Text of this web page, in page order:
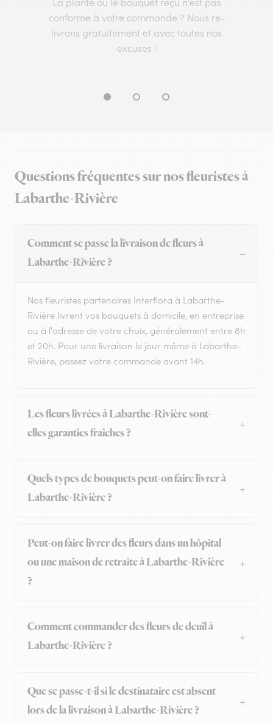
La plante ou le bouquet reçu n’est pas
conforme à votre commande ? Nous re-
livrons gratuitement et avec toutes nos
excuses !
Questions fréquentes sur nos fleuristes à
Labarthe-Rivière
Comment se passe la livraison de fleurs à
Labarthe-Rivière ?
Nos fleuristes partenaires Interflora à Labarthe-
Rivière livrent vos bouquets à domicile, en entreprise
ou à l'adresse de votre choix, généralement entre 8h
et 20h. Pour une livraison le jour même à Labarthe-
Rivière, passez votre commande avant 14h.
Les fleurs livrées à Labarthe-Rivière sont-
elles garanties fraîches ?
Quels types de bouquets peut-on faire livrer à
Labarthe-Rivière ?
Peut-on faire livrer des fleurs dans un hôpital
ou une maison de retraite à Labarthe-Rivière
?
Comment commander des fleurs de deuil à
Labarthe-Rivière ?
Que se passe-t-il si le destinataire est absent
lors de la livraison à Labarthe-Rivière ?